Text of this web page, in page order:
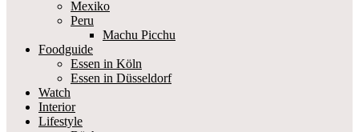
Mexiko
Peru
Machu Picchu
Foodguide
Essen in Köln
Essen in Düsseldorf
Watch
Interior
Lifestyle